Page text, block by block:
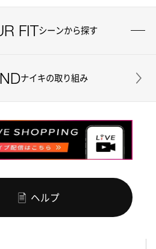
FITシーンから探す
ナイキの取り組み
ヘルプ
物かごに入れる
かります
送
っておりません。該当期間にご注文
日以降の発送となりますので、あら